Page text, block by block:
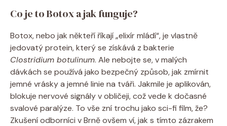
Co je to Botox a jak funguje?
Botox, nebo jak někteří říkají „elixír mládí“, je vlastně
jedovatý protein, který se získává z bakterie
Clostridium botulinum. Ale nebojte se, v malých
dávkách se používá jako bezpečný způsob, jak zmírnit
jemné vrásky a jemné linie na tváři. Jakmile je aplikován,
blokuje nervové signály v obličeji, což vede k dočasné
svalové paralýze. To vše zní trochu jako sci-fi film, že?
Zkušení odborníci v Brně ovšem ví, jak s tímto zázrakem